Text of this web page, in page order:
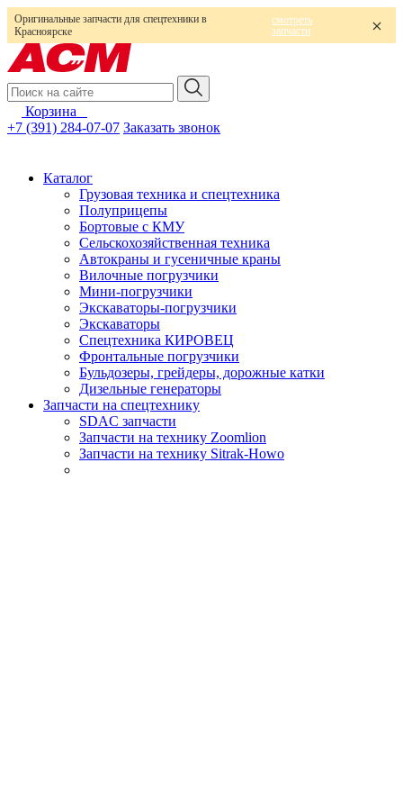
Оригинальные запчасти для спецтехники в
Красноярске
смотреть
запчасти
Корзина
+7 (391) 284-07-07 Заказать звонок
Каталог
Грузовая техника и спецтехника
Полуприцепы
Бортовые с КМУ
Сельскохозяйственная техника
Автокраны и гусеничные краны
Вилочные погрузчики
Мини-погрузчики
Экскаваторы-погрузчики
Экскаваторы
Спецтехника КИРОВЕЦ
Фронтальные погрузчики
Бульдозеры, грейдеры, дорожные катки
Дизельные генераторы
Запчасти на спецтехнику
SDAC запчасти
Запчасти на технику Zoomlion
Запчасти на технику Sitrak-Howo